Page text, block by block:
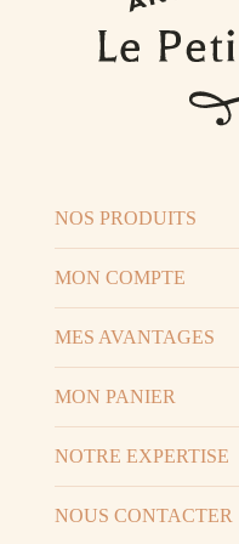
NOS PRODUITS
MON COMPTE
MES AVANTAGES
MON PANIER
NOTRE EXPERTISE
NOUS CONTACTER